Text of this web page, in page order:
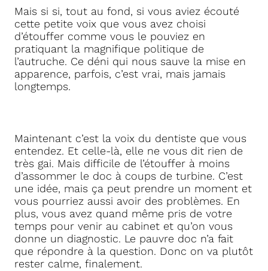
Mais si si, tout au fond, si vous aviez écouté
cette petite voix que vous avez choisi
d’étouffer comme vous le pouviez en
pratiquant la magnifique politique de
l’autruche. Ce déni qui nous sauve la mise en
apparence, parfois, c’est vrai, mais jamais
longtemps.
Maintenant c’est la voix du dentiste que vous
entendez. Et celle-là, elle ne vous dit rien de
très gai. Mais difficile de l’étouffer à moins
d’assommer le doc à coups de turbine. C’est
une idée, mais ça peut prendre un moment et
vous pourriez aussi avoir des problèmes. En
plus, vous avez quand même pris de votre
temps pour venir au cabinet et qu’on vous
donne un diagnostic. Le pauvre doc n’a fait
que répondre à la question. Donc on va plutôt
rester calme, finalement.